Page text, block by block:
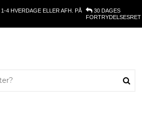
1-4 HVERDAGE ELLER AFH. PÅ
30 DAGES
FORTRYDELSESRET